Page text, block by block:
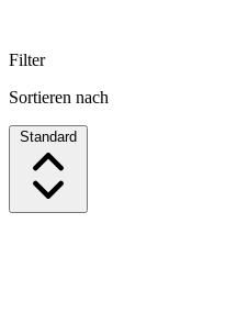
Filter
Sortieren nach
Standard